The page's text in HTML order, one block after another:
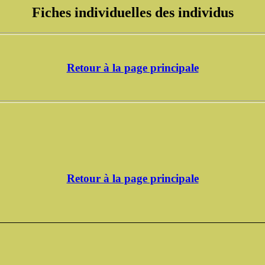
Fiches individuelles des individus
Retour à la page principale
Retour à la page principale